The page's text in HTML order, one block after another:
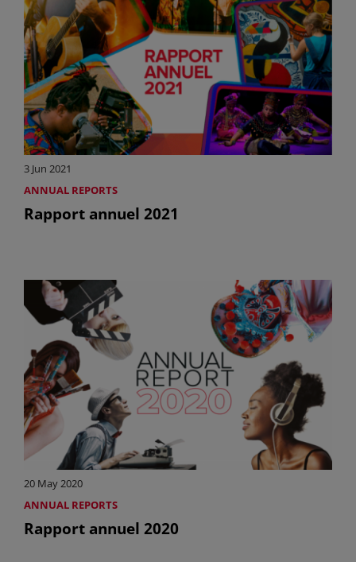
3 Jun 2021
ANNUAL REPORTS
Rapport annuel 2021
20 May 2020
ANNUAL REPORTS
Rapport annuel 2020